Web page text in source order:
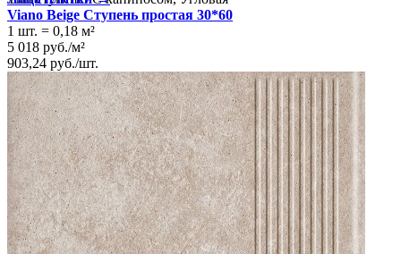
Viano Beige Ступень простая 30*60
1 шт. = 0,18 м²
5 018 руб./м²
903,24 руб./шт.